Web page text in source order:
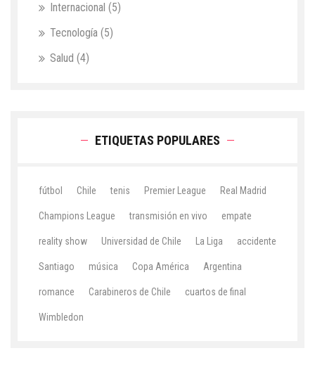
Internacional (5)
Tecnología (5)
Salud (4)
ETIQUETAS POPULARES
fútbol Chile tenis Premier League Real Madrid
Champions League transmisión en vivo empate
reality show Universidad de Chile La Liga accidente
Santiago música Copa América Argentina
romance Carabineros de Chile cuartos de final
Wimbledon